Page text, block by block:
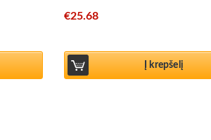
€25.68
Į krepšelį